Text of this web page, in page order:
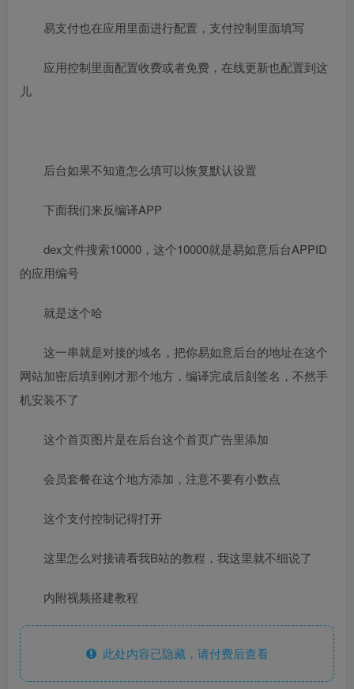
易支付也在应用里面进行配置，支付控制里面填写
应用控制里面配置收费或者免费，在线更新也配置到这
儿
后台如果不知道怎么填可以恢复默认设置
下面我们来反编译APP
dex文件搜索10000，这个10000就是易如意后台APPID
的应用编号
就是这个哈
这一串就是对接的域名，把你易如意后台的地址在这个
网站加密后填到刚才那个地方，编译完成后刻签名，不然手
机安装不了
这个首页图片是在后台这个首页广告里添加
会员套餐在这个地方添加，注意不要有小数点
这个支付控制记得打开
这里怎么对接请看我B站的教程，我这里就不细说了
内附视频搭建教程
此处内容已隐藏，请付费后查看